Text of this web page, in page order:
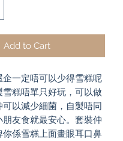
Add to Cart
企一定唔可以少得雪糕呢
糕唔單只好玩，可以做
以減少細菌，自製唔同
朋友食就最安心。套裝仲
你係雪糕上面畫眼耳口鼻